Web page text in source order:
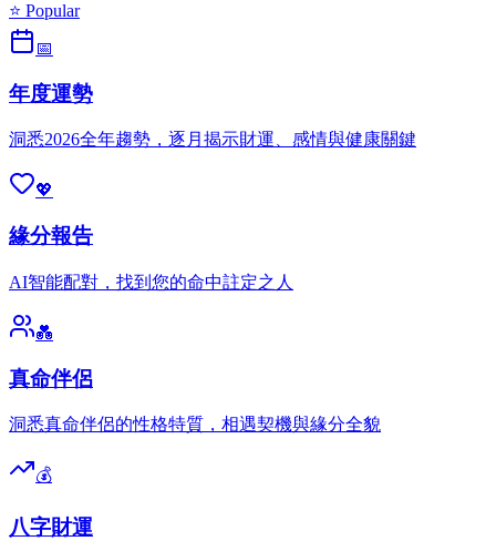
⭐ Popular
📅
年度運勢
洞悉2026全年趨勢，逐月揭示財運、感情與健康關鍵
💖
緣分報告
AI智能配對，找到您的命中註定之人
💑
真命伴侶
洞悉真命伴侶的性格特質，相遇契機與緣分全貌
💰
八字財運